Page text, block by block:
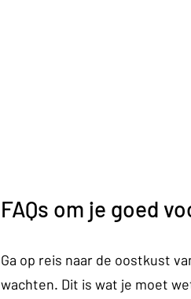
FAQs om je goed
Ga op reis naar de oostkust
wachten. Dit is wat je moet